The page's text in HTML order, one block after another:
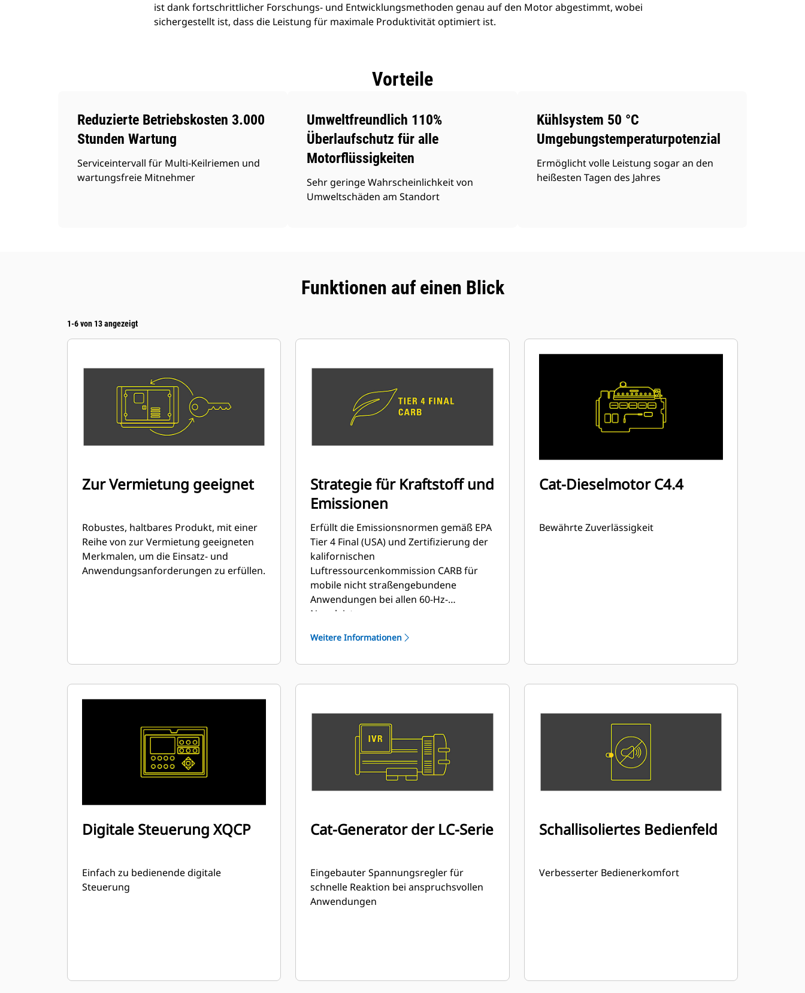
ist dank fortschrittlicher Forschungs- und Entwicklungsmethoden genau auf den Motor abgestimmt, wobei
sichergestellt ist, dass die Leistung für maximale Produktivität optimiert ist.
Vorteile
Reduzierte Betriebskosten 3.000
Stunden Wartung
Serviceintervall für Multi-Keilriemen und
wartungsfreie Mitnehmer
Umweltfreundlich 110%
Überlaufschutz für alle
Motorflüssigkeiten
Sehr geringe Wahrscheinlichkeit von
Umweltschäden am Standort
Kühlsystem 50 °C
Umgebungstemperaturpotenzial
Ermöglicht volle Leistung sogar an den
heißesten Tagen des Jahres
Funktionen auf einen Blick
1-6 von 13 angezeigt
Zur Vermietung geeignet
Robustes, haltbares Produkt, mit einer
Reihe von zur Vermietung geeigneten
Merkmalen, um die Einsatz- und
Anwendungsanforderungen zu erfüllen.
Strategie für Kraftstoff und
Emissionen
Erfüllt die Emissionsnormen gemäß EPA
Tier 4 Final (USA) und Zertifizierung der
kalifornischen
Luftressourcenkommission CARB für
mobile nicht straßengebundene
Anwendungen bei allen 60-Hz-
Nennleistungen
Weitere Informationen
Cat-Dieselmotor C4.4
Bewährte Zuverlässigkeit
Digitale Steuerung XQCP
Einfach zu bedienende digitale
Steuerung
Cat-Generator der LC-Serie
Eingebauter Spannungsregler für
schnelle Reaktion bei anspruchsvollen
Anwendungen
Schallisoliertes Bedienfeld
Verbesserter Bedienerkomfort